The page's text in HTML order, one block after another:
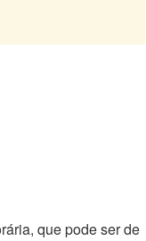
que pode ser de